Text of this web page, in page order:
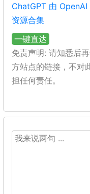
ChatGPT 由
资源合集
一键直达
免责声明: 请知悉后
方站点的链接，不对
担任何责任。